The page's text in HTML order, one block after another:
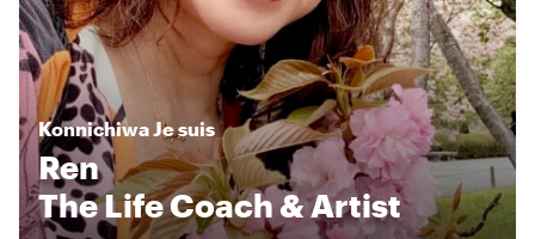
Konnichiwa Je suis
Ren
The Life Coach & Artist